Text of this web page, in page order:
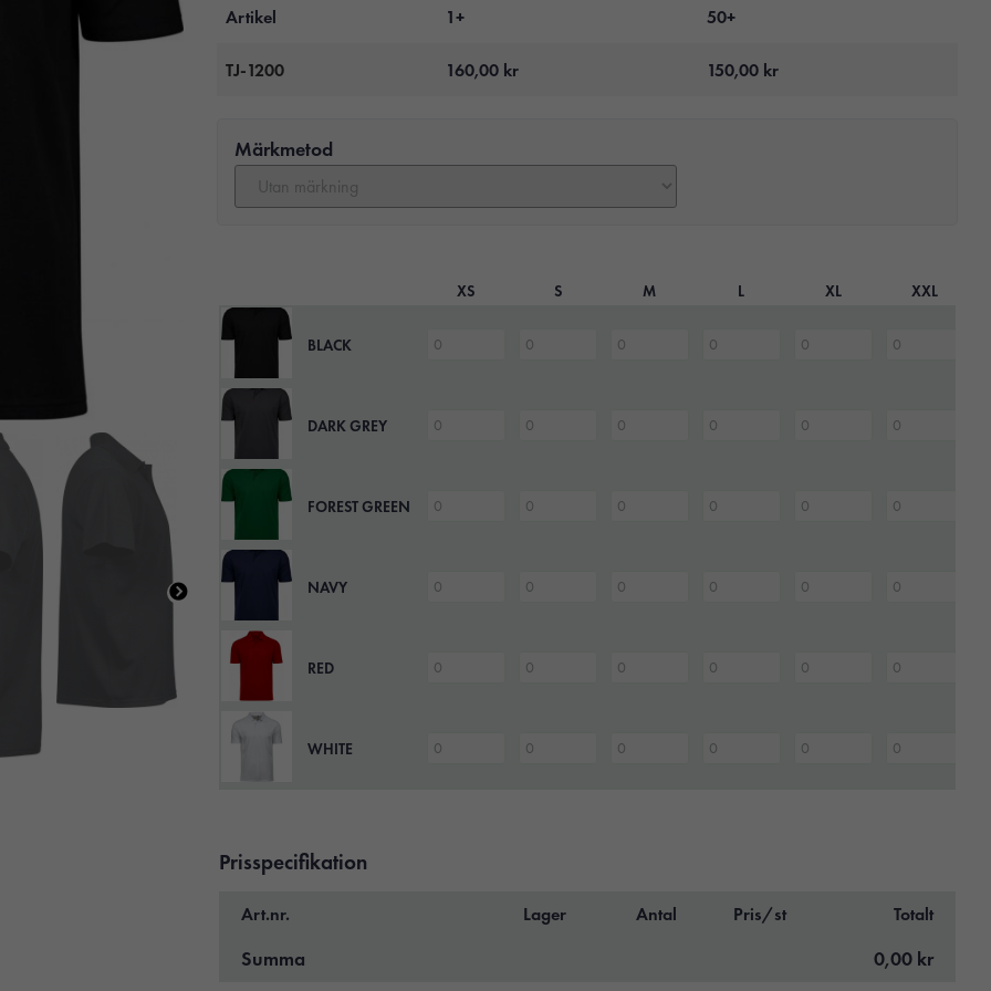
Artikel 1+ 50+
TJ-1200 160,00 kr 150,00 kr
Märkmetod
XS S M L XL XXL
BLACK
DARK GREY
FOREST GREEN
NAVY
RED
WHITE
Prisspecifikation
Art.nr. Lager Antal Pris/st Totalt
Summa 0,00 kr